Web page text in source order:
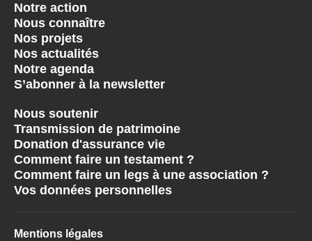
Notre action
Nous connaître
Nos projets
Nos actualités
Notre agenda
S’abonner à la newsletter
Nous soutenir
Transmission de patrimoine
Donation d'assurance vie
Comment faire un testament ?
Comment faire un legs à une association ?
Vos données personnelles
Mentions légales